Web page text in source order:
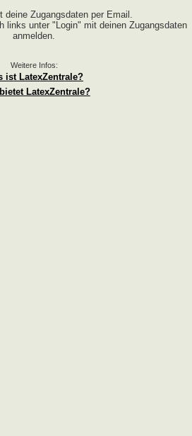
deine Zugangsdaten per Email.
links unter "Login" mit deinen Zugangsdaten
anmelden.
Weitere Infos:
ist LatexZentrale?
LatexZentrale?